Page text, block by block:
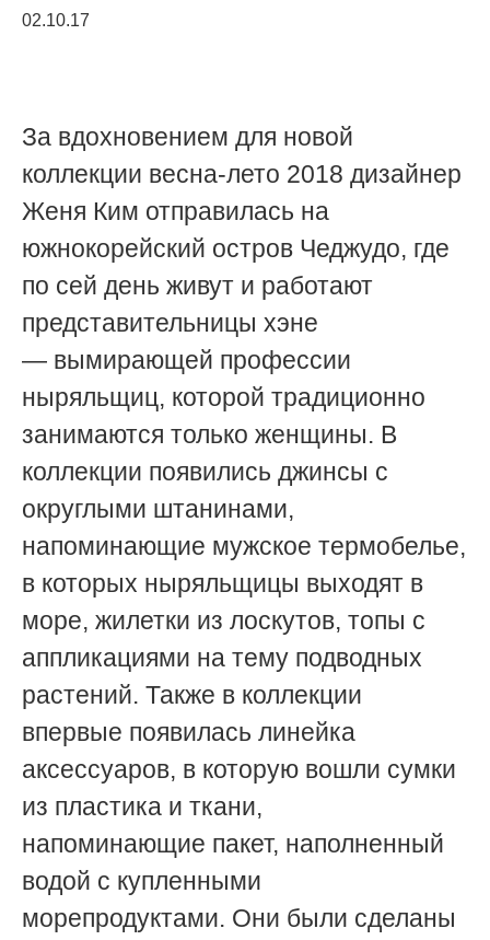
02.10.17
За вдохновением для новой
коллекции весна-лето 2018 дизайнер
Женя Ким отправилась на
южнокорейский остров Чеджудо, где
по сей день живут и работают
представительницы хэне
— вымирающей профессии
ныряльщиц, которой традиционно
занимаются только женщины. В
коллекции появились джинсы с
округлыми штанинами,
напоминающие мужское термобелье,
в которых ныряльщицы выходят в
море, жилетки из лоскутов, топы с
аппликациями на тему подводных
растений. Также в коллекции
впервые появилась линейка
аксессуаров, в которую вошли сумки
из пластика и ткани,
напоминающие пакет, наполненный
водой с купленными
морепродуктами. Они были сделаны